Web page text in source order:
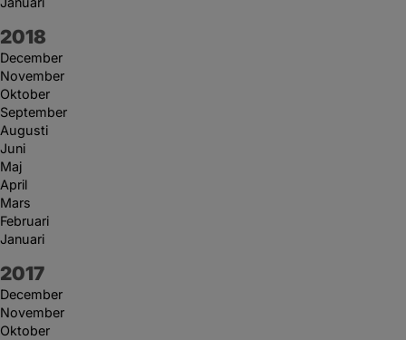
År:
2018
December
November
Oktober
September
Augusti
Juni
Maj
April
Mars
Februari
Januari
År:
2017
December
November
Oktober